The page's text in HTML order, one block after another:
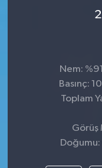
Nem:
Basınç:
Toplam
Görüş
Doğumu: